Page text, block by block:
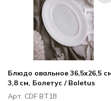
Блюдо овальное 36,5x26,5
3,8 см, Болетус / Boletus
Арт. CDF BT18